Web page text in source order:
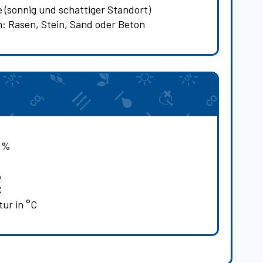
(sonnig und schattiger Standort)
Rasen, Stein, Sand oder Beton
in °C